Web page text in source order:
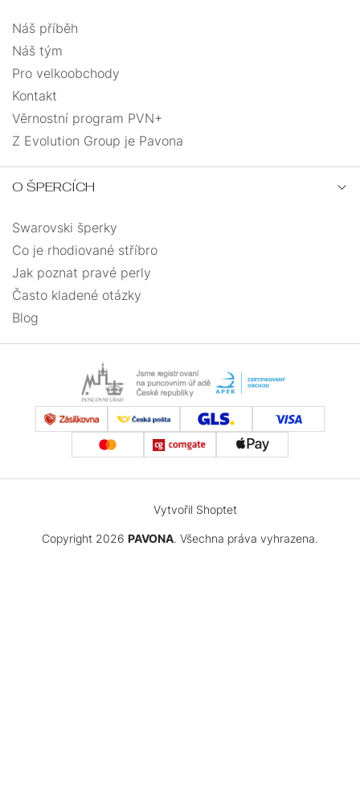
Náš příběh
Náš tým
Pro velkoobchody
Kontakt
Věrnostní program PVN+
Z Evolution Group je Pavona
O ŠPERCÍCH
Swarovski šperky
Co je rhodiované stříbro
Jak poznat pravé perly
Často kladené otázky
Blog
Vytvořil Shoptet
Copyright 2026 PAVONA. Všechna práva vyhrazena.